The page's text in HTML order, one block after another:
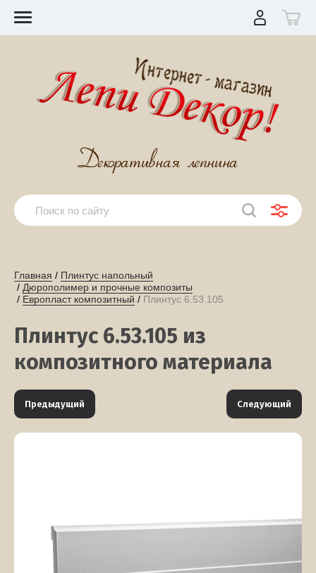
Главная / Плинтус напольный
/ Дюрополимер и прочные композиты
/ Европласт композитный / Плинтус 6.53.105
Плинтус 6.53.105 из
композитного материала
Предыдущий Следующий